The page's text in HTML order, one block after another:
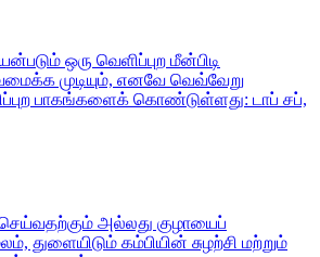
ஒரு வெளிப்புற மீன்பிடி
முடியும், எனவே வெவ்வேறு
பாகங்களைக் கொண்டுள்ளது: டாப் சப்,
அல்லது குழாயைப்
கம்பியின் சுழற்சி மற்றும்